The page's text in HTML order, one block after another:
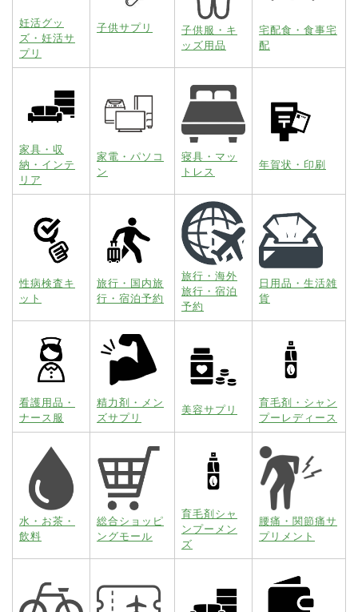
妊活グッ
ズ・妊活サ
プリ
子供サプリ
子供服・キ
ッズ用品
宅配食・食事宅
配
家具・収
納・インテ
リア
家電・パソコ
ン
寝具・マッ
トレス
年賀状・印刷
性病検査キ
ット
旅行・国内旅
行・宿泊予約
旅行・海外
旅行・宿泊
予約
日用品・生活雑
貨
看護用品・
ナース服
精力剤・メン
ズサプリ
美容サプリ
育毛剤・シャン
プーレディース
水・お茶・
飲料
総合ショッピ
ングモール
育毛剤シャ
ンプーメン
ズ
腰痛・関節痛サ
プリメント